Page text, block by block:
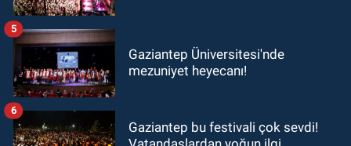
Gaziantep Üniversitesi'nde
mezuniyet heyecanı!
5
Gaziantep bu festivali çok sevdi!
6